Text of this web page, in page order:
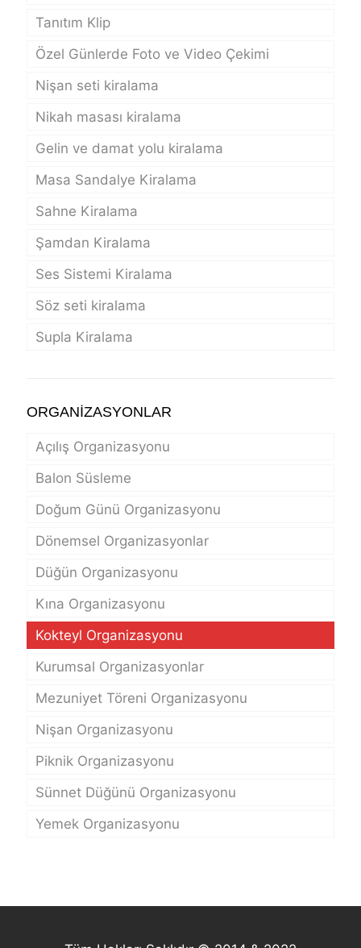
Tanıtım Klip
Özel Günlerde Foto ve Video Çekimi
Nişan seti kiralama
Nikah masası kiralama
Gelin ve damat yolu kiralama
Masa Sandalye Kiralama
Sahne Kiralama
Şamdan Kiralama
Ses Sistemi Kiralama
Söz seti kiralama
Supla Kiralama
ORGANİZASYONLAR
Açılış Organizasyonu
Balon Süsleme
Doğum Günü Organizasyonu
Dönemsel Organizasyonlar
Düğün Organizasyonu
Kına Organizasyonu
Kokteyl Organizasyonu
Kurumsal Organizasyonlar
Mezuniyet Töreni Organizasyonu
Nişan Organizasyonu
Piknik Organizasyonu
Sünnet Düğünü Organizasyonu
Yemek Organizasyonu